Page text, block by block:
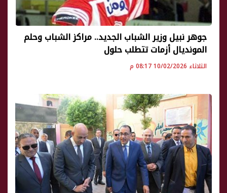
جوهر نبيل وزير الشباب الجديد.. مراكز الشباب وحلم
المونديال أزمات تتطلب حلول
الثلاثاء 10/02/2026 08:17 م